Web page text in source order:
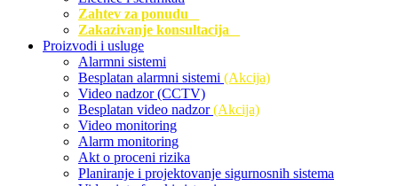
Zahtev za ponudu
Zakazivanje konsultacija
Proizvodi i usluge
Alarmni sistemi
Besplatan alarmni sistemi (Akcija)
Video nadzor (CCTV)
Besplatan video nadzor(Akcija)
Video monitoring
Alarm monitoring
Akt o proceni rizika
Planiranje i projektovanje sigurnosnih sistema